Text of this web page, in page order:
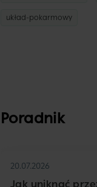
układ-pokarmowy
Poradnik
20.07.2026
Jak uniknąć